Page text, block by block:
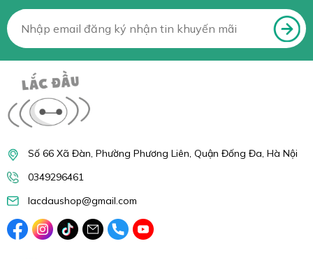
Số 66 Xã Đàn, Phường Phương Liên, Quận Đống Đa, Hà Nội
0349296461
lacdaushop@gmail.com